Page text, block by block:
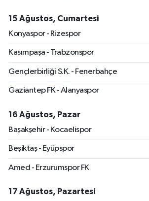
15 Ağustos, Cumartesi
Konyaspor - Rizespor
Kasımpaşa - Trabzonspor
Gençlerbirliği S.K. - Fenerbahçe
Gaziantep FK - Alanyaspor
16 Ağustos, Pazar
Başakşehir - Kocaelispor
Beşiktaş - Eyüpspor
Amed - Erzurumspor FK
17 Ağustos, Pazartesi